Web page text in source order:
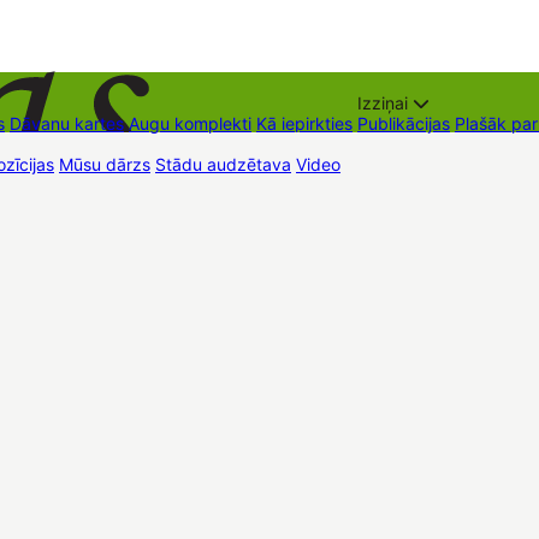
Dāvanu kartes Augu komplekti Kā iepirkties
Izziņai
Publikācijas Plašāk
Mūsu dārzs Stādu audzētava Video